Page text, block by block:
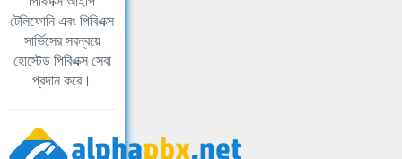
টেলিফোনি এবং পিবিএক্স
সার্ভিসের সবন্বয়ে
হোস্টেড পিবিএক্স সেবা
প্রদান করে।